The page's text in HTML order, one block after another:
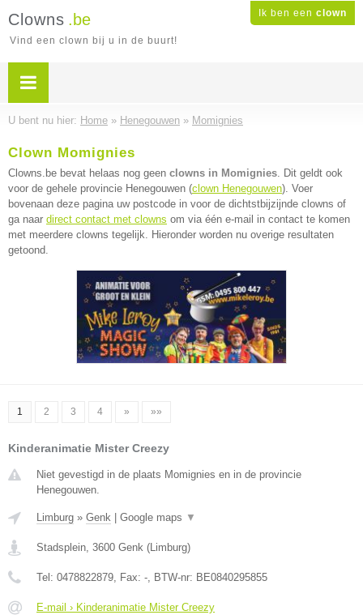
Ik ben een clown
Clowns .be
Vind een clown bij u in de buurt!
U bent nu hier: Home » Henegouwen » Momignies
Clown Momignies
Clowns.be bevat helaas nog geen clowns in Momignies. Dit geldt ook
voor de gehele provincie Henegouwen (clown Henegouwen). Voer
bovenaan deze pagina uw postcode in voor de dichtstbijzijnde clowns of
ga naar direct contact met clowns om via één e-mail in contact te komen
met meerdere clowns tegelijk. Hieronder worden nu overige resultaten
getoond.
1 2 3 4 » »»
Kinderanimatie Mister Creezy
Niet gevestigd in de plaats Momignies en in de provincie
Henegouwen.
Limburg » Genk Google maps ▼
Stadsplein, 3600 Genk (Limburg)
Tel: 0478822879, Fax: -, BTW-nr: BE0840295855
E-mail › Kinderanimatie Mister Creezy